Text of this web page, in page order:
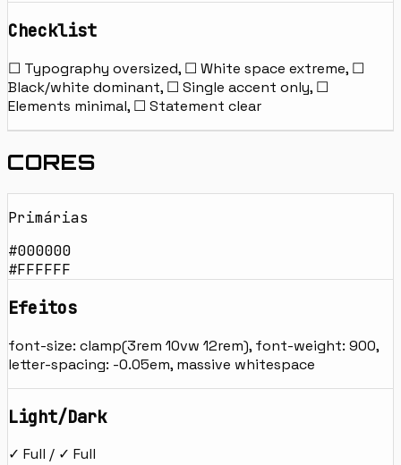
Checklist
☐ Typography oversized, ☐ White space extreme, ☐
Black/white dominant, ☐ Single accent only, ☐
Elements minimal, ☐ Statement clear
CORES
Primárias
#000000
#FFFFFF
Efeitos
font-size: clamp(3rem 10vw 12rem), font-weight: 900,
letter-spacing: -0.05em, massive whitespace
Light/Dark
✓ Full / ✓ Full